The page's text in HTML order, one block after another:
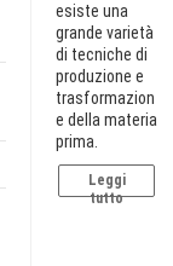
esiste una
grande varietà
di tecniche di
produzione e
trasformazion
e della materia
prima.
Leggi
tutto